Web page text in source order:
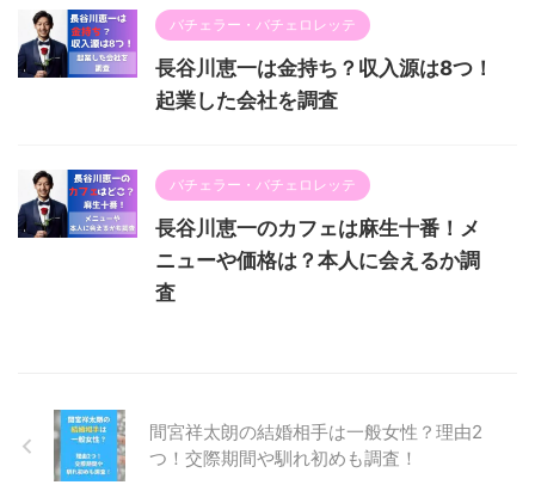
バチェラー・バチェロレッテ
長谷川恵一は金持ち？収入源は8つ！
起業した会社を調査
バチェラー・バチェロレッテ
長谷川恵一のカフェは麻生十番！メ
ニューや価格は？本人に会えるか調
査
間宮祥太朗の結婚相手は一般女性？理由2
つ！交際期間や馴れ初めも調査！